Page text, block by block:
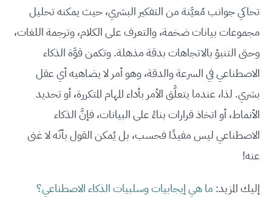
تحاكي جوانب مُعيَّنة من التفكير البشري، حيث يمكنه تحليل
مجموعات بيانات ضخمة، والتعرف على الكلام، وترجمة اللغات،
وحتى التنبؤ بالاتجاهات بدقة مذهلة. وتكمن قوَّة الذكاء
الاصطناعي في السرعة والدقة، وهو أمر لا يضاهيه أي عقل
بشري. لذا، عندما يتعلَّق الأمر بأداء المهام المتكررة، أو تحديد
الأنماط، أو اتخاذ قرارات بناءً على البيانات، فإنَّ الذكاء
الاصطناعي ليس مفيدًا فحسب، بل يُمكن القول بأنّه لا غنى
عنه!
إليك المزيد: ما هي إيجابيات وسلبيات الذكاء الاصطناعي؟